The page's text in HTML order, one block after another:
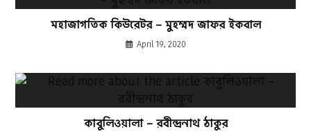
মহাজাগতিক কিউরেটর – মুহম্মদ জাফর ইকবাল
April 19, 2020
কাবুলিওয়ালা – রবীন্দ্রনাথ ঠাকুর